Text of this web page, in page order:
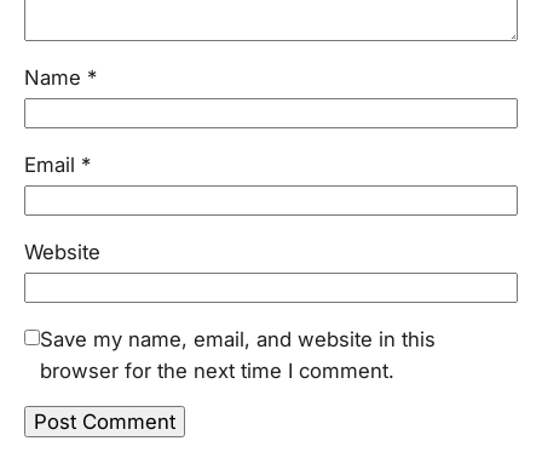
Name *
Email *
Website
Save my name, email, and website in this
browser for the next time I comment.